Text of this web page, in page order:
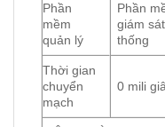
Phần
mềm
quản lý
Phần
giám
thống
Thời gian
chuyển
mạch
0 mili